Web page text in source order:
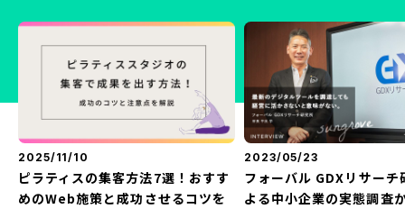
2025/11/10
ピラティスの集客方法7選！おすす
めのWeb施策と成功させるコツを
2023/05/23
フォーバル GDXリサーチ
よる中小企業の実態調査